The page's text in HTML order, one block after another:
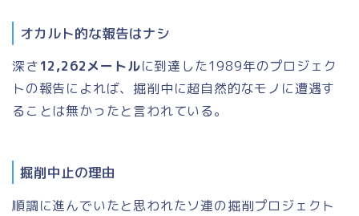
オカルト的な報告はナシ
深さ12,262メートルに到達した1989年のプロジェク
トの報告によれば、掘削中に超自然的なモノに遭遇す
ることは無かったと言われている。
掘削中止の理由
順調に進んでいたと思われたソ連の掘削プロジェクト